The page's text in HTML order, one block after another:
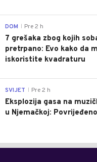
DOM Pre 2 h
7 grešaka zbog kojih
pretrpano: Evo kako da
iskoristite kvadraturu
SVIJET Pre 2 h
Eksplozija gasa na
u Njemačkoj: